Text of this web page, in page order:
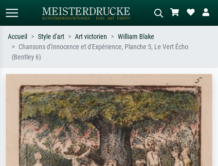
Recherche standard
impressionnisme, vague de Hokusai,
nu.
abstrait avec beaucoup de rouge,
tableau sombre, nu debout près d'un
arbre.
Accueil Style d'art Art victorien
William Blake
Chansons d'Innocence et d'Expérience, Planche 5, Le Vert Écho
(Bentley 6)